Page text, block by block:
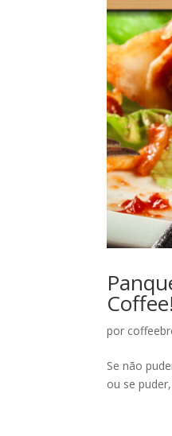
Coffee!
por
Se não
ou se